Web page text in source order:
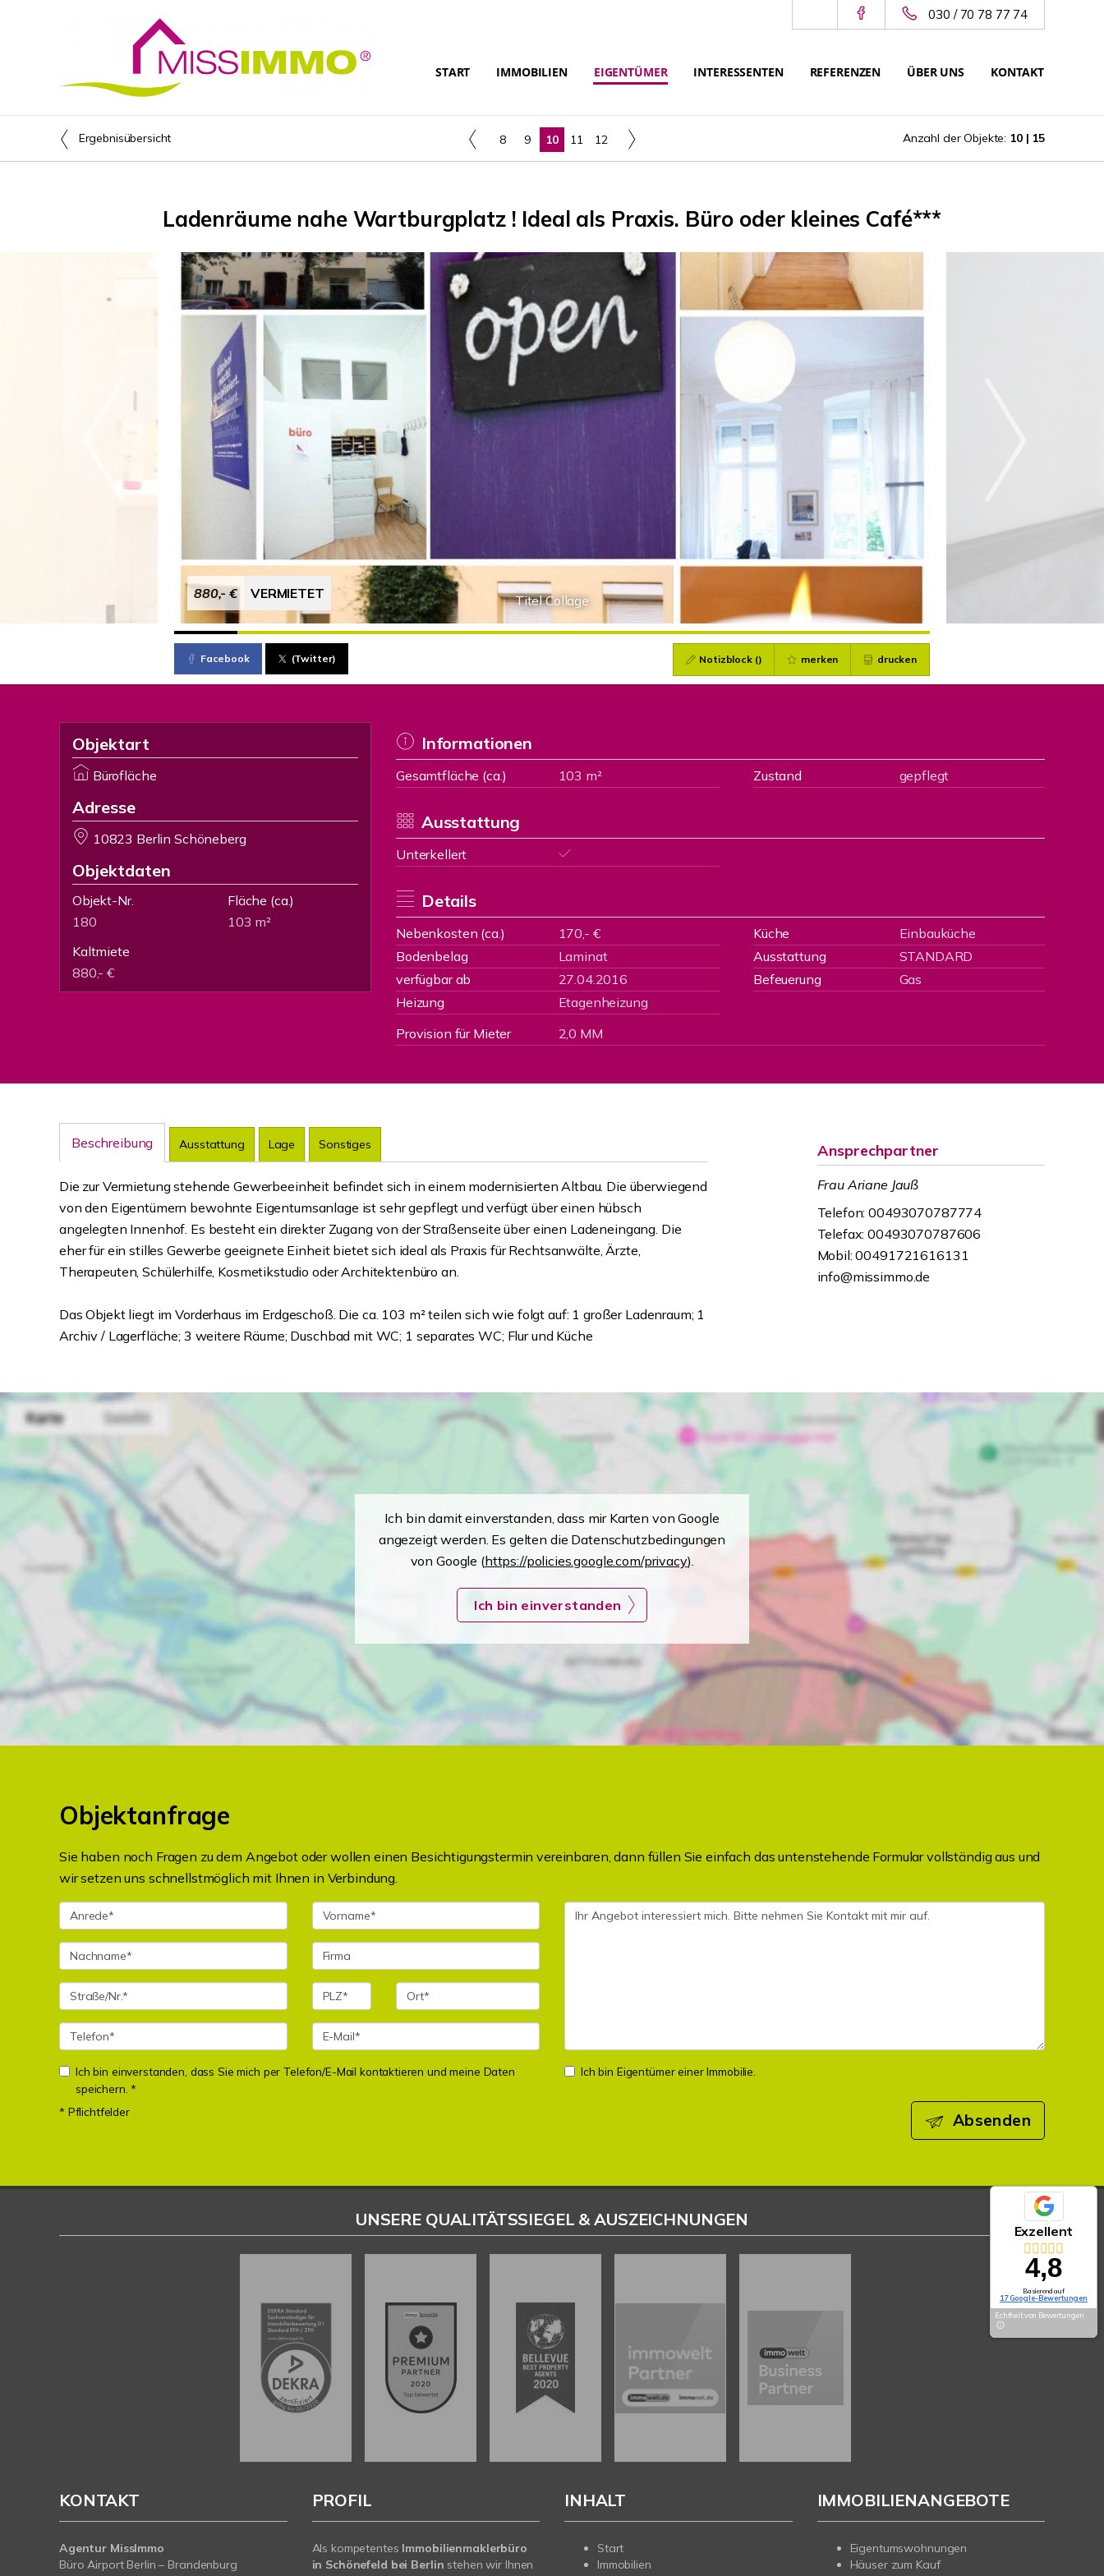
030 / 70 78 77 74
START IMMOBILIEN EIGENTÜMER INTERESSENTEN REFERENZEN ÜBER UNS KONTAKT
Ergebnisübersicht 8 9 10 11 12 Anzahl der Objekte: 10 | 15
Ladenräume nahe Wartburgplatz ! Ideal als Praxis. Büro oder kleines Café***
Titel Collage
880,- € VERMIETET
Facebook (Twitter) Notizblock () merken drucken
Objektart
Bürofläche
Adresse
10823 Berlin Schöneberg
Objektdaten
Objekt-Nr.
180
Fläche (ca.)
103 m²
Kaltmiete
880,- €
Informationen
Gesamtfläche (ca.) 103 m² Zustand gepflegt
Ausstattung
Unterkellert
Details
Nebenkosten (ca.) 170,- € Küche
Einbauküche
Bodenbelag
Laminat Ausstattung
STANDARD
verfügbar ab
27.04.2016 Befeuerung
Gas
Heizung
Etagenheizung
Provision für Mieter
2,0 MM
Beschreibung Ausstattung Lage Sonstiges
Die zur Vermietung stehende Gewerbeeinheit befindet sich in einem modernisierten Altbau. Die überwiegend
von den Eigentümern bewohnte Eigentumsanlage ist sehr gepflegt und verfügt über einen hübsch
angelegten Innenhof. Es besteht ein direkter Zugang von der Straßenseite über einen Ladeneingang. Die
eher für ein stilles Gewerbe geeignete Einheit bietet sich ideal als Praxis für Rechtsanwälte, Ärzte,
Therapeuten, Schülerhilfe, Kosmetikstudio oder Architektenbüro an.
Das Objekt liegt im Vorderhaus im Erdgeschoß. Die ca. 103 m² teilen sich wie folgt auf: 1 großer Ladenraum; 1
Archiv / Lagerfläche; 3 weitere Räume; Duschbad mit WC; 1 separates WC; Flur und Küche
Ansprechpartner
Frau Ariane Jauß
Telefon: 00493070787774
Telefax: 00493070787606
Mobil: 00491721616131
info@missimmo.de
Ich bin damit einverstanden, dass mir Karten von Google
angezeigt werden. Es gelten die Datenschutzbedingungen
von Google (https://policies.google.com/privacy).
Ich bin einverstanden
Objektanfrage
Sie haben noch Fragen zu dem Angebot oder wollen einen Besichtigungstermin vereinbaren, dann füllen Sie einfach das untenstehende Formular vollständig aus und
wir setzen uns schnellstmöglich mit Ihnen in Verbindung.
Ich bin einverstanden, dass Sie mich per Telefon/E-Mail kontaktieren und meine Daten
speichern. *
Ich bin Eigentümer einer Immobilie.
* Pflichtfelder Absenden
Exzellent
4,8
Basierend auf
17 Google-Bewertungen
Echtheit von Bewertungen
UNSERE QUALITÄTSSIEGEL & AUSZEICHNUNGEN
KONTAKT
Agentur MissImmo
Büro Airport Berlin – Brandenburg
PROFIL
Als kompetentes Immobilienmaklerbüro
in Schönefeld bei Berlin stehen wir Ihnen
INHALT
Start
Immobilien
IMMOBILIENANGEBOTE
Eigentumswohnungen
Häuser zum Kauf